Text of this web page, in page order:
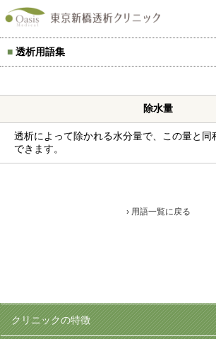
■ 透析用語集
除水量
透析によって除かれる水分量で、この量と同
できます。
› 用語一覧に戻る
クリニックの特徴